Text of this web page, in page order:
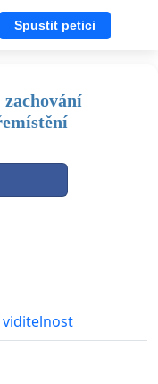
Spustit petici
viditelnost